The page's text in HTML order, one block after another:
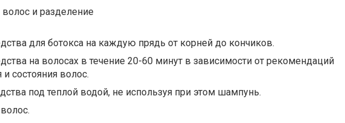
и разделение
для ботокса на каждую прядь от корней до кончиков.
на волосах в течение 20-60 минут в зависимости от рекомендаций
и состояния волос.
под теплой водой, не используя при этом шампунь.